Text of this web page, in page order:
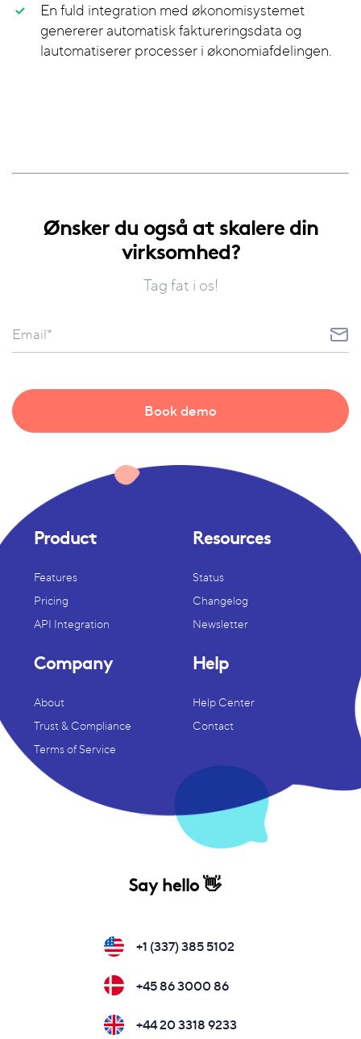
En fuld integration med økonomisystemet
genererer automatisk faktureringsdata og
lautomatiserer processer i økonomiafdelingen.
Ønsker du også at skalere din
virksomhed?
Tag fat i os!
Product
Features
Pricing
API Integration
Resources
Status
Changelog
Newsletter
Company
About
Trust & Compliance
Terms of Service
Help
Help Center
Contact
Say hello 👋
+1 (337) 385 5102
+45 86 3000 86
+44 20 3318 9233